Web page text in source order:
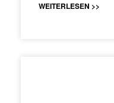
WEITERLESEN >>